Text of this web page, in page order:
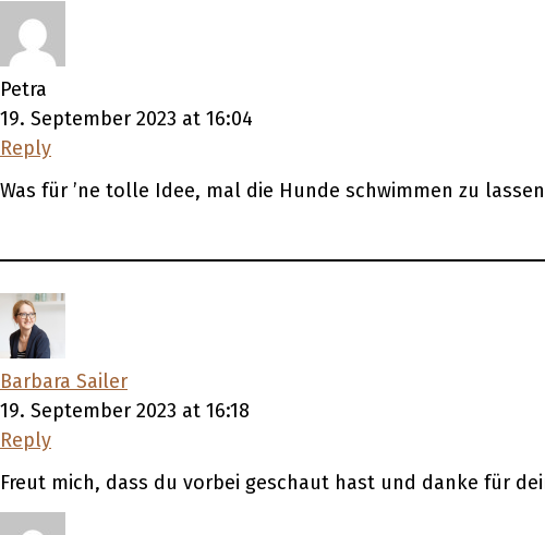
Petra
19. September 2023 at 16:04
Reply
Was für ’ne tolle Idee, mal die Hunde schwimmen zu
Barbara Sailer
19. September 2023 at 16:18
Reply
Freut mich, dass du vorbei geschaut hast und danke für